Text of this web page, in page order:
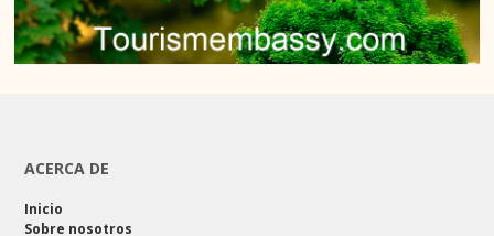
ACERCA DE
Inicio
Sobre nosotros